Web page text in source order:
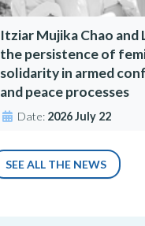
Itziar Mujika Chao and
the persistence of
solidarity in armed
and peace processes
Date: 2026 July 22
SEE ALL THE NEWS